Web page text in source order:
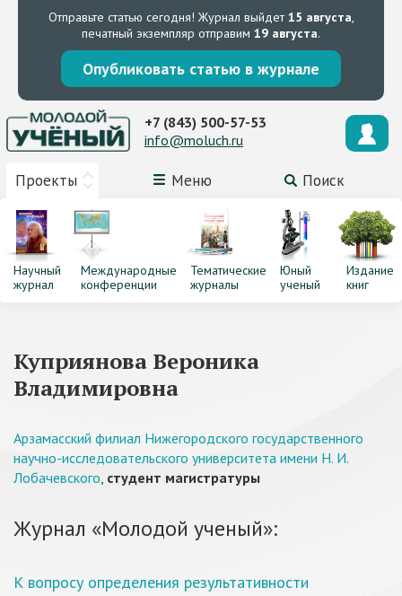
Отправьте статью сегодня! Журнал выйдет15 августа,
печатный экземпляр отправим 19 августа.
Опубликовать статью в журнале
Проекты Меню Поиск
+7 (843) 500-57-53
info@moluch.ru
Научный
журнал
Международные
конференции
Тематические
журналы
Юный
ученый
Издание
книг
Куприянова Вероника
Владимировна
Арзамасский филиал Нижегородского государственного
научно-исследовательского университета имени Н. И.
Лобачевского, студент магистратуры
Журнал «Молодой ученый»:
К вопросу определения результативности